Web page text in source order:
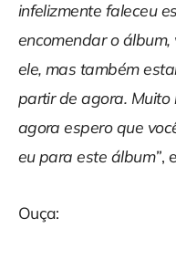
infelizmente faleceu
encomendar o
ele, mas também
partir de agora. Muito
agora espero que
eu para este álbum”,
Ouça: